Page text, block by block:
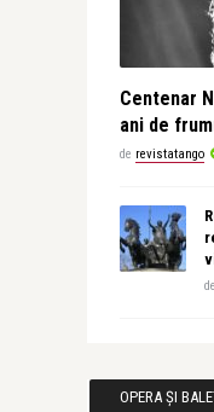
Centenar
ani de
de revistatango
de
OPERA ȘI